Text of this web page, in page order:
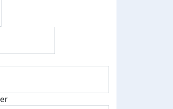
verstuurd